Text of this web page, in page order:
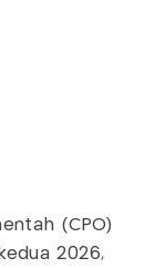
(CPO)
2026,